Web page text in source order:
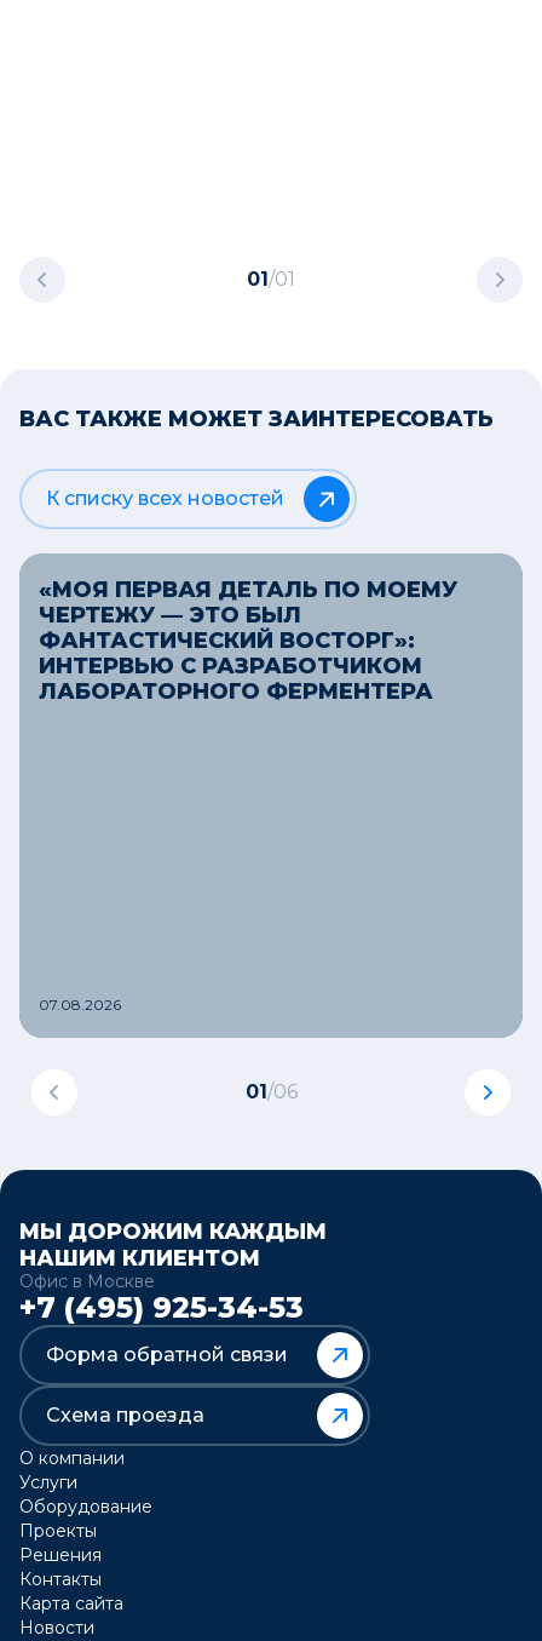
01/01
ВАС ТАКЖЕ МОЖЕТ ЗАИНТЕРЕСОВАТЬ
К списку всех новостей
«МОЯ ПЕРВАЯ ДЕТАЛЬ ПО МОЕМУ
ЧЕРТЕЖУ — ЭТО БЫЛ
ФАНТАСТИЧЕСКИЙ ВОСТОРГ»:
ИНТЕРВЬЮ С РАЗРАБОТЧИКОМ
ЛАБОРАТОРНОГО ФЕРМЕНТЕРА
07.08.2026
01/06
МЫ ДОРОЖИМ КАЖДЫМ
НАШИМ КЛИЕНТОМ
Офис в Москве
+7 (495) 925-34-53
Форма обратной связи
Схема проезда
О компании
Услуги
Оборудование
Проекты
Решения
Контакты
Карта сайта
Новости